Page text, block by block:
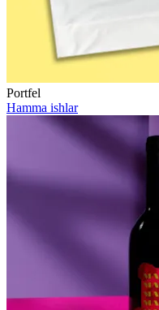
Portfel
Hamma ishlar